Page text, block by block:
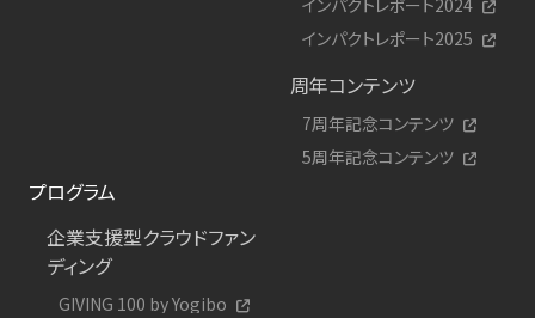
インパクトレポート2025
周年コンテンツ
7周年記念コンテンツ
5周年記念コンテンツ
プログラム
企業支援型クラウドファン
ディング
GIVING 100 by Yogibo